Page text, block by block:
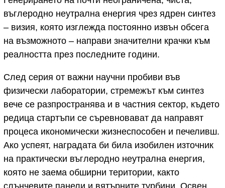
въглеродно неутрална енергия чрез ядрен синтез
– визия, която изглежда постоянно извън обсега
на възможното – направи значителни крачки към
реалността през последните години.
След серия от важни научни пробиви във
физически лаборатории, стремежът към синтез
вече се разпространява и в частния сектор, където
редица стартъпи се съревновават да направят
процеса икономически жизнеспособен и печеливш.
Ако успеят, наградата би била изобилен източник
на практически въглеродно неутрална енергия,
която не заема обширни територии, както